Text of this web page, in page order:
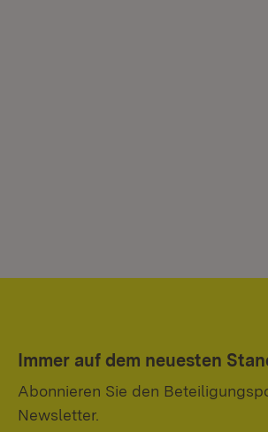
Immer auf dem neuesten
Abonnieren Sie den
Newsletter.